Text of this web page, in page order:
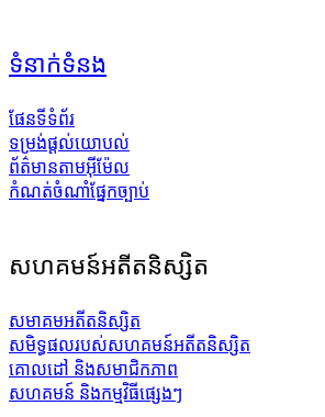
ទំនាក់ទំនង
ផែនទីទំព័រ
ទម្រង់ផ្តល់យោបល់
ព័ត៌មានតាមអ៊ីម៉ែល
កំណត់ចំណាំផ្នែកច្បាប់
សហគមន៍អតីតនិស្សិត
សមាគមអតីតនិស្សិត
សមិទ្ធផលរបស់សហគមន៍អតីតនិស្សិត
គោលដៅ និងសមាជិកភាព
សហគមន៍ និងកម្មវិធីផ្សេងៗ